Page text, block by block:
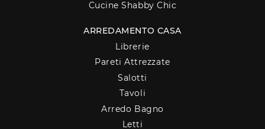
Cucine Shabby Chic
ARREDAMENTO CASA
Librerie
Pareti Attrezzate
Salotti
Tavoli
Arredo Bagno
Letti